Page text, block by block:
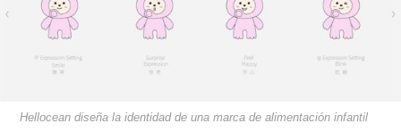
Hellocean diseña la identidad de una marca de alimentación infantil